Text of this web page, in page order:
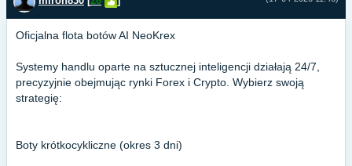
Oficjalna flota botów AI NeoKrex
Systemy handlu oparte na sztucznej inteligencji działają 24/7,
precyzyjnie obejmując rynki Forex i Crypto. Wybierz swoją
strategię:
Boty krótkocykliczne (okres 3 dni)